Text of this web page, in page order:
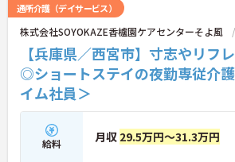
通所介護（デイサービス）
株式会社SOYOKAZE香櫨園ケアセンターそよ風
【兵庫県／西宮市】寸志やリフ
◎ショートステイの夜勤専従介
イム社員＞
給料 月収 29.5万円～31.3万円